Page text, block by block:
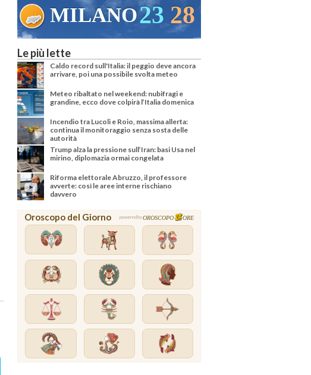
MILANO23 28
Le più lette
Caldo record sull'Italia: il peggio deve ancora
arrivare, poi una possibile svolta meteo
Meteo ribaltato nel weekend: nubifragi e
grandine, ecco dove colpirà l’Italia domenica
Incendio tra Lucoli e Roio, massima allerta:
continua il monitoraggio senza sosta delle
autorità
Trump alza la pressione sull’Iran: basi Usa nel
mirino, diplomazia ormai congelata
Riforma elettorale Abruzzo, il professore
avverte: così le aree interne rischiano
davvero
Oroscopo del Giorno powered byOROSCOPO ORE